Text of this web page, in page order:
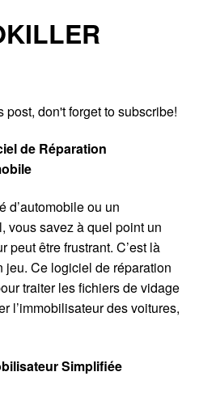
don't forget to subscribe!
de Réparation
d’automobile ou un
vous savez à quel point un
peut être frustrant. C’est là
jeu. Ce logiciel de réparation
traiter les fichiers de vidage
l’immobilisateur des voitures,
Simplifiée